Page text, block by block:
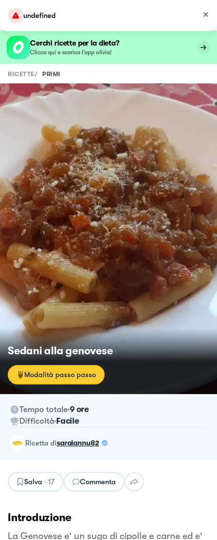
undefined
Cerchi ricette per la dieta?
Clicca qui e scarica l’app olivia!
RICETTE/ PRIMI
Sedani alla genovese
Modalità passo passo
Tempo totale 9 ore
Difficoltà Facile
ricetta disaraiannu82
Salva · 17 Commenta
Introduzione
La Genovese e' un sugo di cipolle e carne ed e'